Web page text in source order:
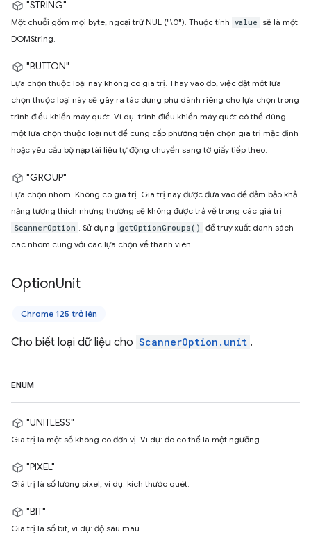
"STRING"
Một chuỗi gồm mọi byte, ngoại trừ NUL ("\0"). Thuộc tính value
sẽ là một
DOMString.
"BUTTON"
Lựa chọn thuộc loại này không có giá trị. Thay vào đó, việc đặt một lựa
chọn thuộc loại này sẽ gây ra tác dụng phụ dành riêng cho lựa chọn trong
trình điều khiển máy quét. Ví dụ: trình điều khiển máy quét có thể dùng
một lựa chọn thuộc loại nút để cung cấp phương tiện chọn giá trị mặc định
hoặc yêu cầu bộ nạp tài liệu tự động chuyển sang tờ giấy tiếp theo.
"GROUP"
Lựa chọn nhóm. Không có giá trị. Giá trị này được đưa vào để đảm bảo khả
năng tương thích nhưng thường sẽ không được trả về trong các giá trị
ScannerOption . Sử dụng getOptionGroups()
để truy xuất danh sách
các nhóm cùng với các lựa chọn về thành viên.
OptionUnit
Chrome 125 trở lên
Cho biết loại dữ liệu cho ScannerOption.unit .
ENUM
"UNITLESS"
Giá trị là một số không có đơn vị. Ví dụ: đó có thể là một ngưỡng.
"PIXEL"
Giá trị là số lượng pixel, ví dụ: kích thước quét.
"BIT"
Giá trị là số bit, ví dụ: độ sâu màu.